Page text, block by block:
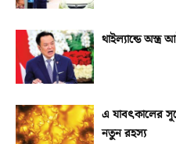
থাইল্যান্ডে
এ যাবৎকালের
নতুন রহস্য